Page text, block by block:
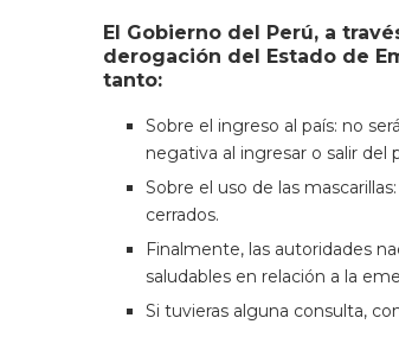
El Gobierno del Perú, a
derogación del Estado de
tanto:
Sobre el ingreso al país: no
negativa al ingresar o salir del
Sobre el uso de las
cerrados.
Finalmente, las autoridades
saludables en relación a la
Si tuvieras alguna consulta,